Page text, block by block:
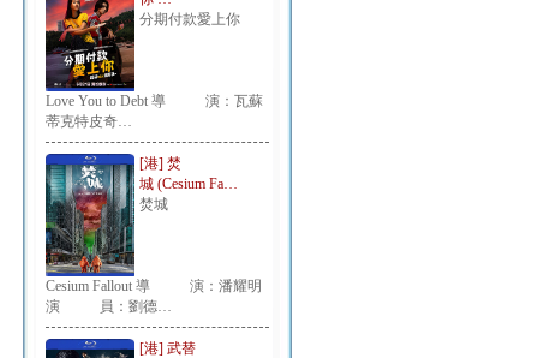
分期付款愛上你
Love You to Debt 導 演：瓦蘇
蒂克特皮奇…
[港] 焚
城 (Cesium Fa…
焚城
Cesium Fallout 導 演：潘耀明
演 員：劉德…
[港] 武替